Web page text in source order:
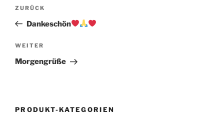
Vorheriger
Beitrag
ZURÜCK
Dankeschön
Nächster
Beitrag
WEITER
Morgengrüße
PRODUKT-KATEGORIEN